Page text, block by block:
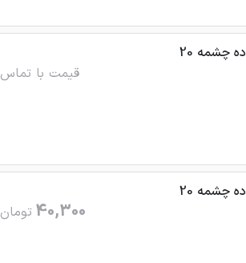
قیمت با تماس
40,300 تومان